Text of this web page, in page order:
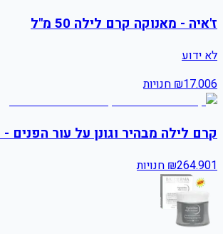
ז'איה - מאנוקה קרם לילה 50 מ"ל
לא ידוע
₪17.006 חנויות
קרם לילה מבהיר וגונן על עור הפנים - 50 מ
₪264.901 חנויות